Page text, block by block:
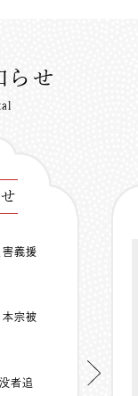
らせ
害義援
本宗被
者追